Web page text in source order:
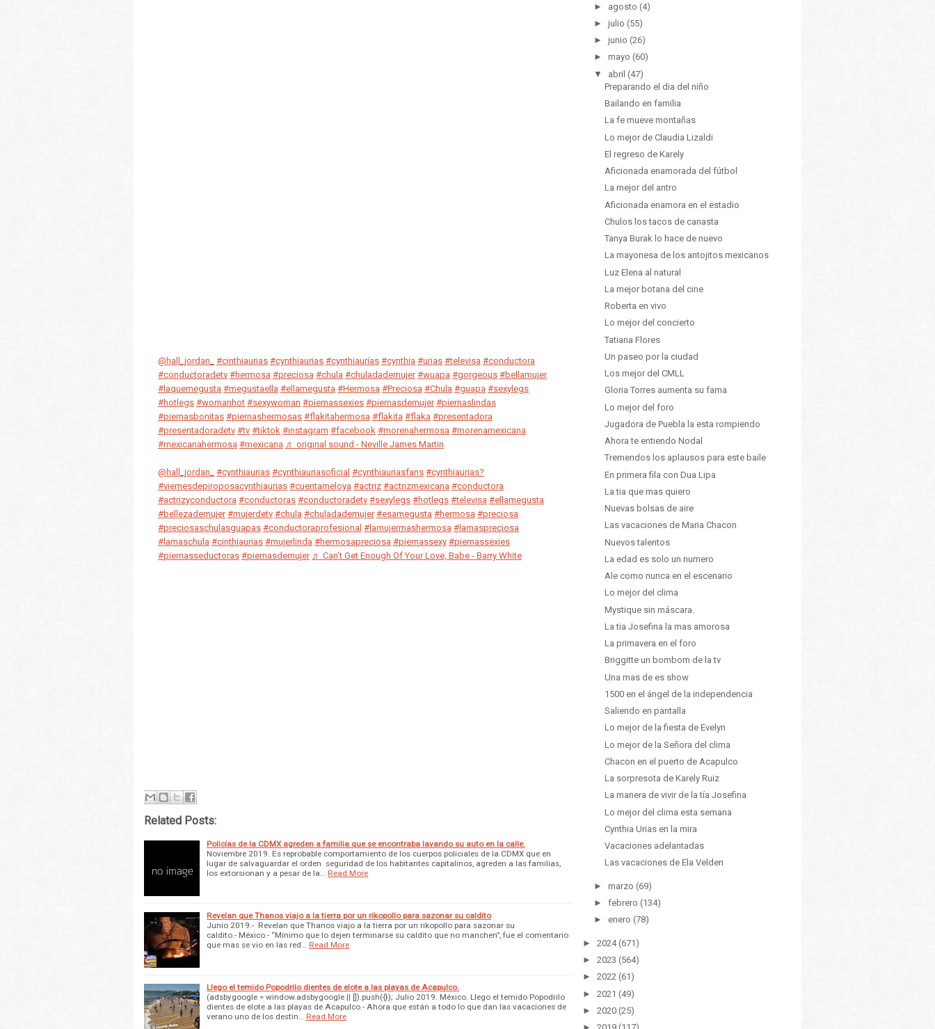
@hall_jordan_ #cinthiaurias #cynthiaurias #cynthiaurías #cynthia #urias #televisa #conductora
#conductoradetv #hermosa #preciosa #chula #chuladademujer #wuapa #gorgeous #bellamujer
#laquemegusta #megustaella #ellamegusta #Hermosa #Preciosa #Chula #guapa #sexylegs
#hotlegs #womanhot #sexywoman #piernassexies #piernasdemujer #piernaslindas
#piernasbonitas #piernashermosas #flakitahermosa #flakita #flaka #presentadora
#presentadoradetv #tv #tiktok #instagram #facebook #morenahermosa #morenamexicana
#mexicanahermosa #mexicana ♬ original sound - Neville James Martin
@hall_jordan_ #cynthiaurias #cynthiauriasoficial #cynthiauriasfans #cynthiaurias?
#viernesdepiroposacynthiaurias #cuentameloya #actriz #actrizmexicana #conductora
#actrizyconductora #conductoras #conductoradetv #sexylegs #hotlegs #televisa #ellamegusta
#bellezademujer #mujerdetv #chula #chuladademujer #esamegusta #hermosa #preciosa
#preciosaschulasguapas #conductoraprofesional #lamujermashermosa #lamaspreciosa
#lamaschula #cinthiaurias #mujerlinda #hermosapreciosa #piernassexy #piernassexies
#piernasseductoras #piernasdemujer ♬ Can’t Get Enough Of Your Love, Babe - Barry White
Related Posts:
Policías de la CDMX agreden a familia que se encontraba lavando su auto en la calle.
Noviembre 2019. Es reprobable comportamiento de los cuerpos policiales de la CDMX que en
lugar de salvaguardar el orden seguridad de los habitantes capitalinos, agreden a las familias,
los extorsionan y a pesar de la…
Read More
Revelan que Thanos viajo a la tierra por un rikopollo para sazonar su caldito
Junio 2019.- Revelan que Thanos viajo a la tierra por un rikopollo para sazonar su
caldito.- México.- “Mínimo que lo dejen terminarse su caldito que no manchen”, fue el comentario
que mas se vio en las red…
Read More
Llego el temido Popodrilo dientes de elote a las playas de Acapulco.
(adsbygoogle = window.adsbygoogle || []).push({}); Julio 2019. México. Llego el temido Popodrilo
dientes de elote a las playas de Acapulco.- Ahora que están a todo lo que dan las vacaciones de
verano uno de los destin…
Read More
► agosto (4)
► julio (55)
► junio (26)
► mayo (60)
▼
abril (47)
Preparando el dia del niño
Bailando en familia
La fe mueve montañas
Lo mejor de Claudia Lizaldi
El regreso de Karely
Aficionada enamorada del fútbol
La mejor del antro
Aficionada enamora en el estadio
Chulos los tacos de canasta
Tanya Burak lo hace de nuevo
La mayonesa de los antojitos mexicanos
Luz Elena al natural
La mejor botana del cine
Roberta en vivo
Lo mejor del concierto
Tatiana Flores
Un paseo por la ciudad
Los mejor del CMLL
Gloria Torres aumenta su fama
Lo mejor del foro
Jugadora de Puebla la esta rompiendo
Ahora te entiendo Nodal
Tremendos los aplausos para este baile
En primera fila con Dua Lipa
La tia que mas quiero
Nuevas bolsas de aire
Las vacaciones de Maria Chacon
Nuevos talentos
La edad es solo un numero
Ale como nunca en el escenario
Lo mejor del clima
Mystique sin máscara.
La tia Josefina la mas amorosa
La primavera en el foro
Briggitte un bombom de la tv
Una mas de es show
1500 en el ángel de la independencia
Saliendo en pantalla
Lo mejor de la fiesta de Evelyn
Lo mejor de la Señora del clima
Chacon en el puerto de Acapulco
La sorpresota de Karely Ruiz
La manera de vivir de la tía Josefina
Lo mejor del clima esta semana
Cynthia Urias en la mira
Vacaciones adelantadas
Las vacaciones de Ela Velden
► marzo (69)
► febrero (134)
► enero (78)
► 2024 (671)
► 2023 (564)
► 2022 (61)
► 2021 (49)
► 2020 (25)